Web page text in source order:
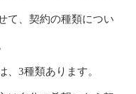
て、契約の種類につい
、3種類あります。